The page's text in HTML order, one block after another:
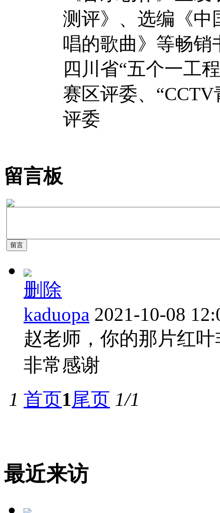
测评》、选编《中
唱的歌曲》等畅销
四川省“五个一工
赛区评委、
评委
留言板
删除
kaduopa 2021-10-08
赵老师，你的那片红
非常感谢
1 首页1尾页 1/1
最近来访